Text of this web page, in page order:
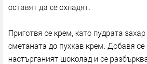
оставят да се охладят.
Приготвя се крем, като пудрата
сметаната до пухкав крем. Добавя се
настърганият шоколад и се